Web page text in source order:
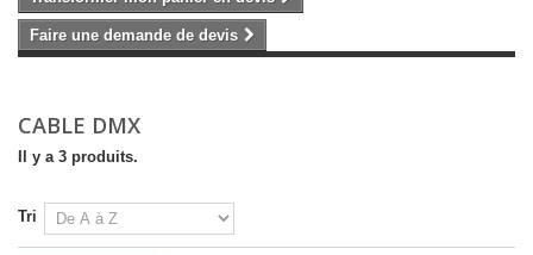
Faire une demande de devis
CABLE DMX
Il y a 3 produits.
Tri